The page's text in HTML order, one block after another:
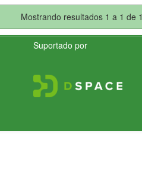
Mostrando resultados 1 a 1 de 1
Suportado por